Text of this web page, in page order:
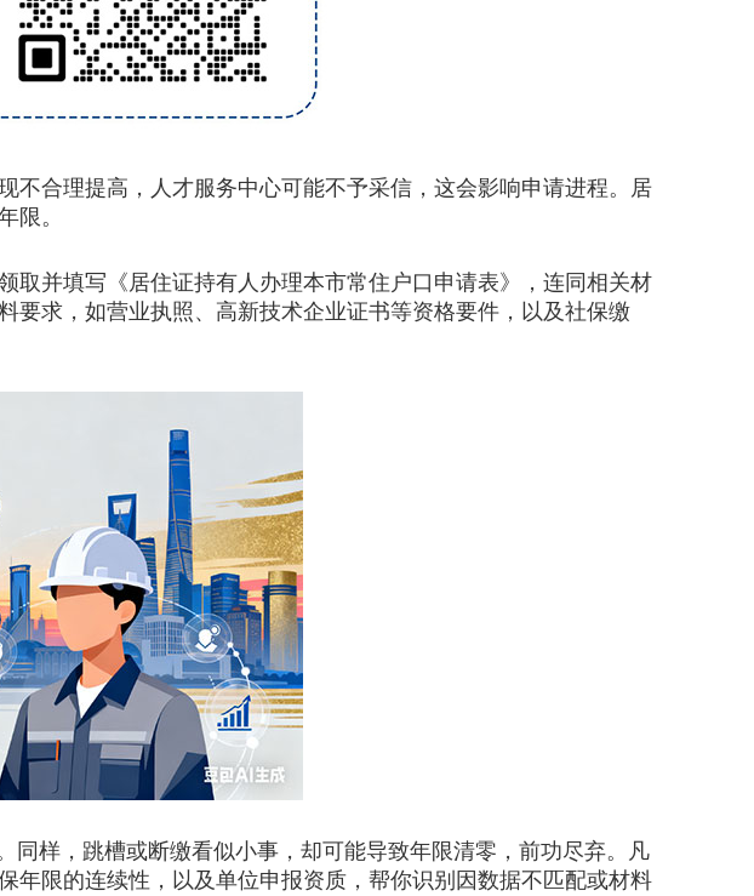
合理提高，人才服务中心可能不予采信，这会影响申请进程。居
限。
并填写《居住证持有人办理本市常住户口申请表》，连同相关材
要求，如营业执照、高新技术企业证书等资格要件，以及社保缴
样，跳槽或断缴看似小事，却可能导致年限清零，前功尽弃。凡
年限的连续性，以及单位申报资质，帮你识别因数据不匹配或材料